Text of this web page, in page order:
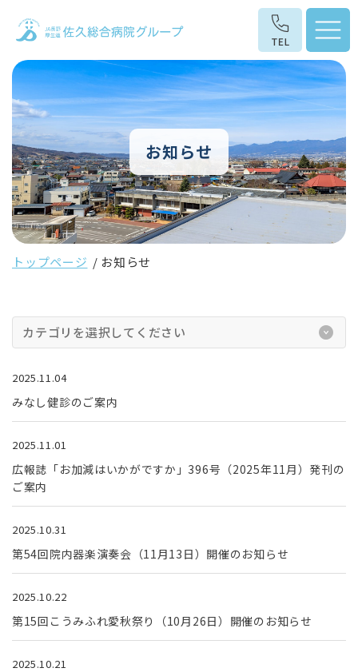
お知らせ
トップページ お知らせ
カテゴリを選択してください
2025.11.04
みなし健診のご案内
2025.11.01
広報誌「お加減はいかがですか」396号（2025年11月）発刊の
ご案内
2025.10.31
第54回院内器楽演奏会（11月13日）開催のお知らせ
2025.10.22
第15回こうみふれ愛秋祭り（10月26日）開催のお知らせ
2025.10.21